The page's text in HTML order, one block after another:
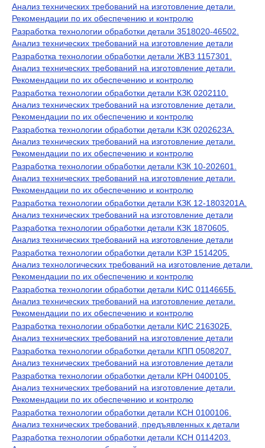
Анализ технических требований на изготовление детали.
Рекомендации по их обеспечению и контролю
Разработка технологии обработки детали 3518020-46502.
Анализ технических требований на изготовление детали
Разработка технологии обработки детали ЖВЗ 1157301.
Анализ технических требований на изготовление детали.
Рекомендации по их обеспечению и контролю
Разработка технологии обработки детали КЗК 0202110.
Анализ технических требований на изготовление детали.
Рекомендации по их обеспечению и контролю
Разработка технологии обработки детали КЗК 0202623А.
Анализ технических требований на изготовление детали.
Рекомендации по их обеспечению и контролю
Разработка технологии обработки детали КЗК 10-202601.
Анализ технических требований на изготовление детали.
Рекомендации по их обеспечению и контролю
Разработка технологии обработки детали КЗК 12-1803201А.
Анализ технических требований на изготовление детали
Разработка технологии обработки детали КЗК 1870605.
Анализ технических требований на изготовление детали
Разработка технологии обработки детали КЗР 1514205.
Анализ технологических требований на изготовление детали.
Рекомендации по их обеспечению и контролю
Разработка технологии обработки детали КИС 0114665Б.
Анализ технических требований на изготовление детали.
Рекомендации по их обеспечению и контролю
Разработка технологии обработки детали КИС 216302Б.
Анализ технических требований на изготовление детали
Разработка технологии обработки детали КПП 0508207.
Анализ технических требований на изготовление детали
Разработка технологии обработки детали КРН 0400105.
Анализ технических требований на изготовление детали.
Рекомендации по их обеспечению и контролю
Разработка технологии обработки детали КСН 0100106.
Анализ технических требований, предъявленных к детали
Разработка технологии обработки детали КСН 0114203.